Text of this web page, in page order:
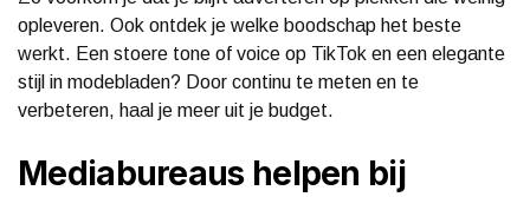
opleveren. Ook ontdek je welke boodschap het beste
werkt. Een stoere tone of voice op TikTok en een elegante
stijl in modebladen? Door continu te meten en te
verbeteren, haal je meer uit je budget.
Mediabureaus helpen bij